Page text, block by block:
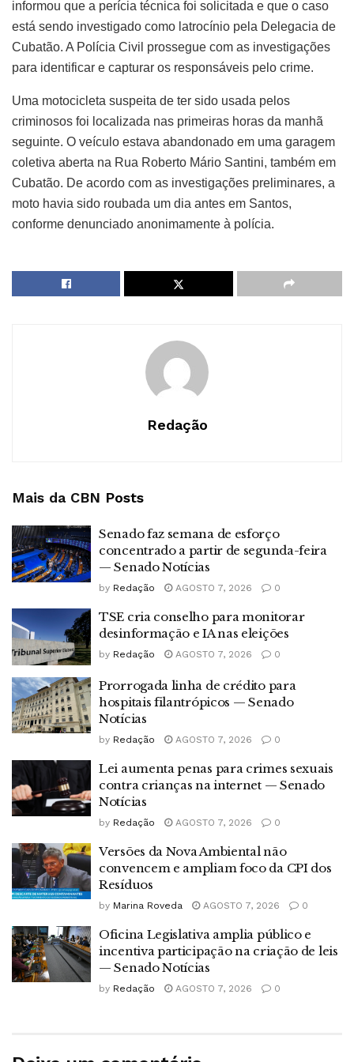
informou que a perícia técnica foi solicitada e que o caso
está sendo investigado como latrocínio pela Delegacia de
Cubatão. A Polícia Civil prossegue com as investigações
para identificar e capturar os responsáveis pelo crime.
Uma motocicleta suspeita de ter sido usada pelos
criminosos foi localizada nas primeiras horas da manhã
seguinte. O veículo estava abandonado em uma garagem
coletiva aberta na Rua Roberto Mário Santini, também em
Cubatão. De acordo com as investigações preliminares, a
moto havia sido roubada um dia antes em Santos,
conforme denunciado anonimamente à polícia.
Redação
Mais da CBN Posts
Senado faz semana de esforço
concentrado a partir de segunda-feira
— Senado Notícias
by Redação AGOSTO 7, 2026 0
TSE cria conselho para monitorar
desinformação e IA nas eleições
by Redação AGOSTO 7, 2026 0
Prorrogada linha de crédito para
hospitais filantrópicos — Senado
Notícias
by Redação AGOSTO 7, 2026 0
Lei aumenta penas para crimes sexuais
contra crianças na internet — Senado
Notícias
by Redação AGOSTO 7, 2026 0
Versões da Nova Ambiental não
convencem e ampliam foco da CPI dos
Resíduos
by Marina Roveda AGOSTO 7, 2026 0
Oficina Legislativa amplia público e
incentiva participação na criação de leis
— Senado Notícias
by Redação AGOSTO 7, 2026 0